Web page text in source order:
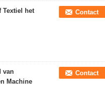
Textiel het
Contact
van
Machine
Contact